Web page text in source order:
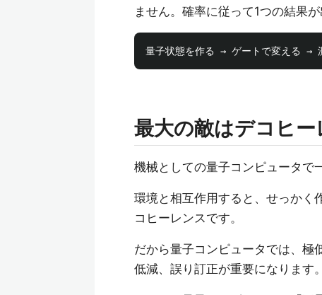
ません。確率に従って1つの結果が
最大の敵はデコヒー
機械としての量子コンピュータで
環境と相互作用すると、せっかく
コヒーレンスです。
だから量子コンピュータでは、極
低減、誤り訂正が重要になります。